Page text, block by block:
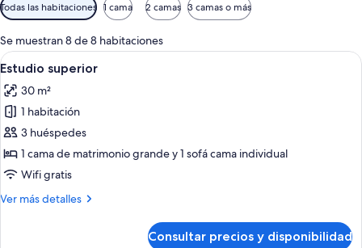
disponibles
para
las
habitaciones
Todas las habitaciones 1 cama 2 camas 3 camas o más
Se muestran 8 de 8 habitaciones
Abrir
todas
las
fotos
de
Estudio
superior
Habitación de hotel moderna con
6
Estudio superior
30 m²
1 habitación
3 huéspedes
1 cama de matrimonio grande y 1 sofá cama individual
Wifi gratis
Ver más detalles
Más
Consultar precios y disponibilidad